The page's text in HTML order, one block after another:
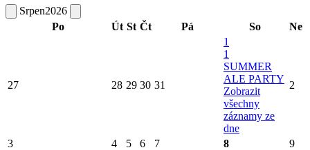
Srpen2026
Po
Út St Čt Pá So Ne
27 28 29 30 31
1
1
SUMMER
ALE PARTY
Zobrazit
všechny
záznamy ze
dne
2
3 4 5 6 7 8
9